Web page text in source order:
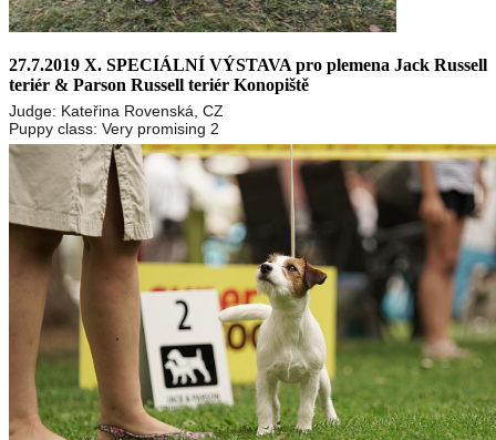
27.7.2019 X. SPECIÁLNÍ VÝSTAVA pro plemena Jack Russell
teriér & Parson Russell teriér Konopiště
Judge: Kateřina Rovenská, CZ
Puppy class: Very promising 2